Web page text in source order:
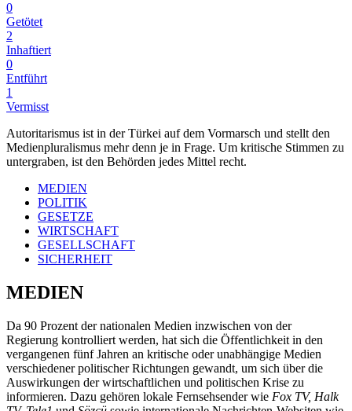
0
Getötet
2
Inhaftiert
0
Entführt
1
Vermisst
Autoritarismus ist in der Türkei auf dem Vormarsch und stellt den
Medienpluralismus mehr denn je in Frage. Um kritische Stimmen zu
untergraben, ist den Behörden jedes Mittel recht.
MEDIEN
POLITIK
GESETZE
WIRTSCHAFT
GESELLSCHAFT
SICHERHEIT
MEDIEN
Da 90 Prozent der nationalen Medien inzwischen von der
Regierung kontrolliert werden, hat sich die Öffentlichkeit in den
vergangenen fünf Jahren an kritische oder unabhängige Medien
verschiedener politischer Richtungen gewandt, um sich über die
Auswirkungen der wirtschaftlichen und politischen Krise zu
informieren. Dazu gehören lokale Fernsehsender wie Fox TV, Halk